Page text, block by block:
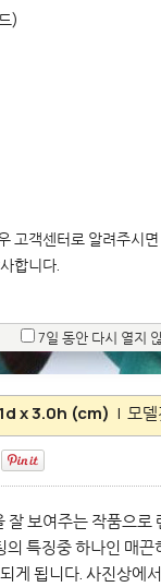
x 3.0h (cm) | 모델
보여주는 작품으로
의 특징중 하나인 매
게 됩니다. 사진상
)
고객센터로 알려주시
합니다.
7일 동안 다시 열지